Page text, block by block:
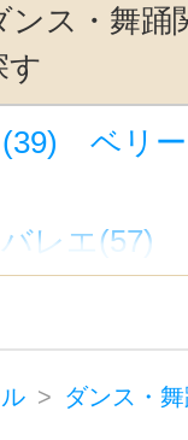
ス・舞踊
す
ベリ
レエ(57)
社交ダン
ップダンス
ダンス・